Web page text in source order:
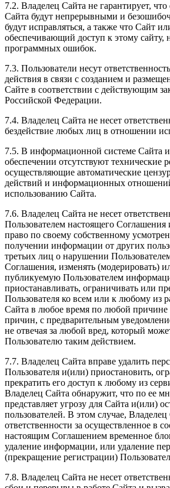
7.2. Владелец Сайта не гарантирует,
Сайта будут непрерывными и
будут исправляться, а также что Сайт
обеспечивающий доступ к этому сайту,
программных ошибок.
7.3. Пользователи несут
действия в связи с созданием и
Сайте в соответствии с действующим
Российской Федерации.
7.4. Владелец Сайта не несет
бездействие любых лиц в отношении
7.5. В информационной системе Сайта
обеспечении отсутствуют технические
осуществляющие автоматические
действий и информационных
использованию Сайта.
7.6. Владелец Сайта не несет
Пользователем настоящего Соглашения
право по своему собственному
получении информации от других
третьих лиц о нарушении
Соглашения, изменять (модерировать)
публикуемую Пользователем
приостанавливать, ограничивать или
Пользователя ко всем или к любому из
Сайта в любое время по любой причине
причин, с предварительным
не отвечая за любой вред, который
Пользователю таким действием.
7.7. Владелец Сайта вправе удалить
Пользователя и(или) приостановить,
прекратить его доступ к любому из
Владелец Сайта обнаружит, что по ее
представляет угрозу для Сайта и(или)
пользователей. В этом случае, Владелец
ответственности за осуществленное в
настоящим Соглашением временное
удаление информации, или удаление
(прекращение регистрации)
7.8. Владелец Сайта не несет